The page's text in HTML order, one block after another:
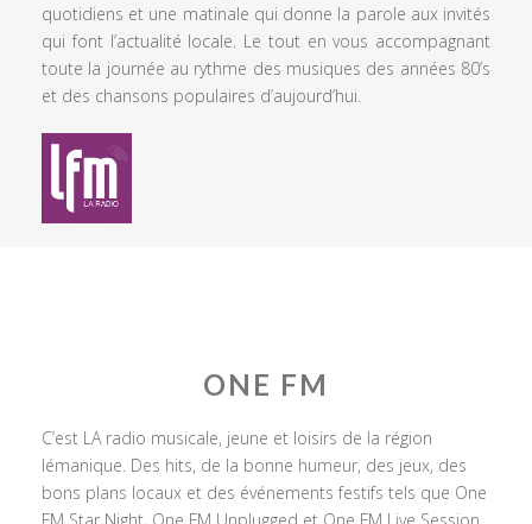
quotidiens et une matinale qui donne la parole aux invités
qui font l’actualité locale. Le tout en vous accompagnant
toute la journée au rythme des musiques des années 80’s
et des chansons populaires d’aujourd’hui.
ONE FM
C’est LA radio musicale, jeune et loisirs de la région
lémanique. Des hits, de la bonne humeur, des jeux, des
bons plans locaux et des événements festifs tels que One
FM Star Night, One FM Unplugged et One FM Live Session.